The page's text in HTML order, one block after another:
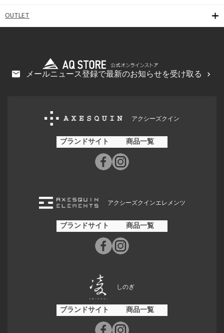
OUTLET
メールニュース登録で最新のお知らせを受け取る
アクシーズクイン
ブランドサイト 商品一覧
アクシーズクインエレメンツ
ブランドサイト 商品一覧
しのぎ
ブランドサイト 商品一覧